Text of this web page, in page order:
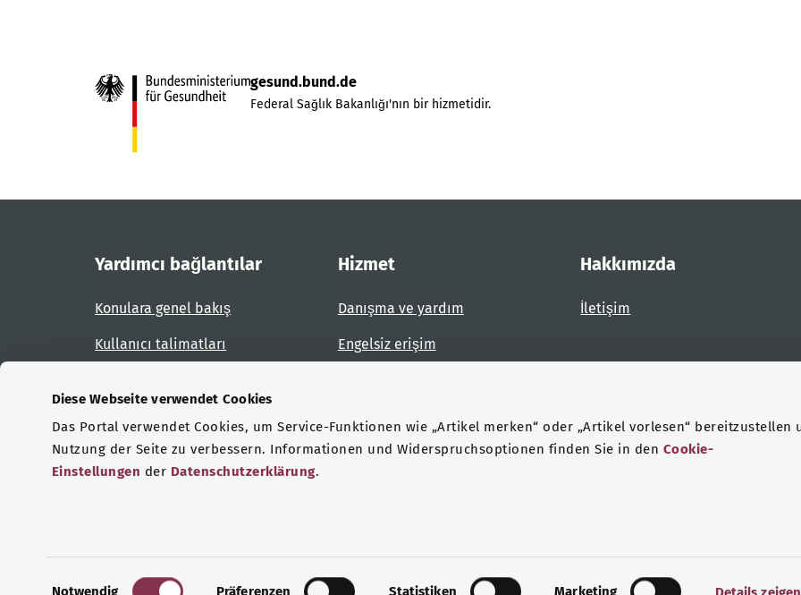
Diese Webseite verwendet Cookies
Das Portal verwendet Cookies, um Service-Funktionen wie „Artikel merken“ oder „Artikel vorlesen“ bereitzustellen
Nutzung der Seite zu verbessern. Informationen und Widerspruchsoptionen finden Sie in den Cookie-
Einstellungen der Datenschutzerklärung.
Notwendig Präferenzen Statistiken Marketing
gesund.bund.de
Federal Sağlık Bakanlığı'nın bir hizmetidir.
Yardımcı bağlantılar
Konulara genel bakış
Kullanıcı talimatları
Hizmet
Danışma ve yardım
Engelsiz erişim
Hakkımızda
İletişim
Sertifikasyonlar
© Telif hakkı 2026 Federal Sağlık Bakanlığı Veri koruma Künye